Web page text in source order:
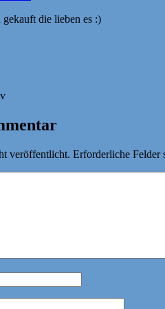
die lieben es :)
veröffentlicht. Erforderliche Felder